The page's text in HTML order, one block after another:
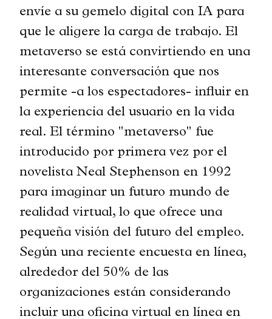
envíe a su gemelo digital con IA para
que le aligere la carga de trabajo. El
metaverso se está convirtiendo en una
interesante conversación que nos
permite -a los espectadores- influir en
la experiencia del usuario en la vida
real. El término "metaverso" fue
introducido por primera vez por el
novelista Neal Stephenson en 1992
para imaginar un futuro mundo de
realidad virtual, lo que ofrece una
pequeña visión del futuro del empleo.
Según una reciente encuesta en línea,
alrededor del 50% de las
organizaciones están considerando
incluir una oficina virtual en línea en